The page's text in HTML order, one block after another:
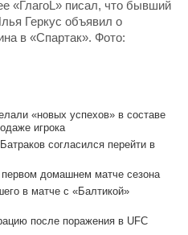
«ГлагоL» писал, что бывший
Геркус объявил о
в «Спартак». Фото:
«новых успехов» в составе
игрока
согласился перейти в
домашнем матче сезона
в матче с «Балтикой»
после поражения в UFC